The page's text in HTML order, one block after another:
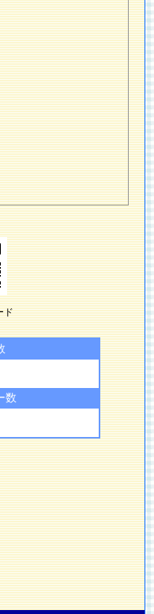
ド
数